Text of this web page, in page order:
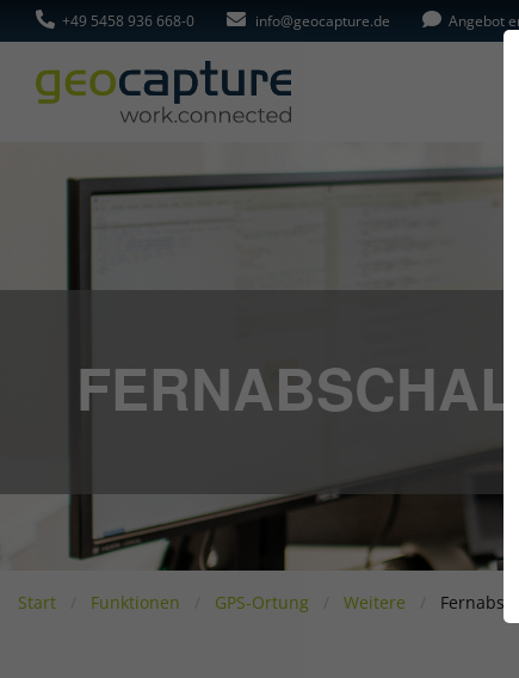
+49 5458 936 668-0 info@geocapture.de Angebot
Start Funktionen GPS-Ortung Weitere